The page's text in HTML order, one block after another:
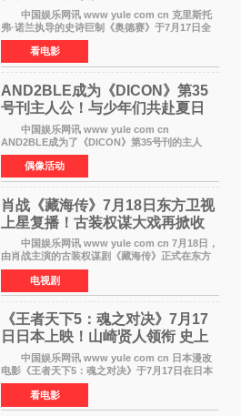
中国娱乐网讯 www yule com cn 克里斯托
弗·诺兰执导的史诗巨制《奥德赛》于7月17日全
球上映，首周末票房表现远超预期——北美首周
三天粗报1 245亿美元（开画3919馆），全球首周
2 641亿美元
看电影
AND2BLE成为《DICON》第35
号刊主人公！与少年们共赴夏日
之约
中国娱乐网讯 www yule com cn
AND2BLE成为了《DICON》第35号刊的主人
公，本期标题为And The Summer。作为出道后
首次担任杂志画报主角的完整体，AND2BLE用清
澈的少年感与全新的夏天相遇了
偶像活动
肖战《藏海传》7月18日东方卫视
上星复播！古装权谋大戏再掀收
视热潮
中国娱乐网讯 www yule com cn 7月18日，
由肖战主演的古装权谋剧《藏海传》正式在东方
卫视上星复播，引发广泛关注。该剧此前已在网
络平台播出，凭借精良制作和紧凑剧情收获不俗
口碑，此次上
电视剧
《王者天下5：魂之对决》7月17
日日本上映！山崎贤人领衔 史上
最大“函谷关防卫战”
中国娱乐网讯 www yule com cn 日本漫改
电影《王者天下5：魂之对决》于7月17日在日本
全国上映。这部由佐藤信介执导、山崎贤人主演
的历史动作片，改编自原泰久同名人气漫画，继
续讲述信和漂
看电影